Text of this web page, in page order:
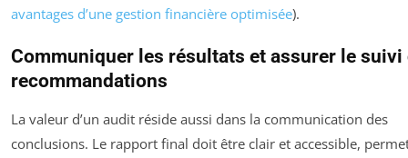
avantages d’une gestion financière optimisée).
Communiquer les résultats et assurer le suivi
recommandations
La valeur d’un audit réside aussi dans la communication des
conclusions. Le rapport final doit être clair et accessible,